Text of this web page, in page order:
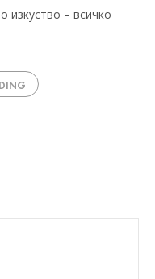
изкуство – всичко